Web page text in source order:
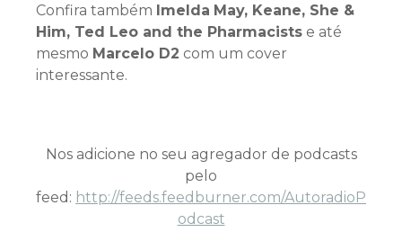
Confira também Imelda May, Keane, She &
Him, Ted Leo and the Pharmacists e até
mesmo Marcelo D2 com um cover
interessante.
Nos adicione no seu agregador de podcasts
pelo
feed: http://feeds.feedburner.com/AutoradioP
odcast